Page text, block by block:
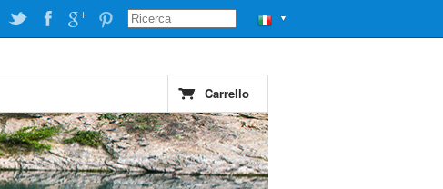
▼
Carrello